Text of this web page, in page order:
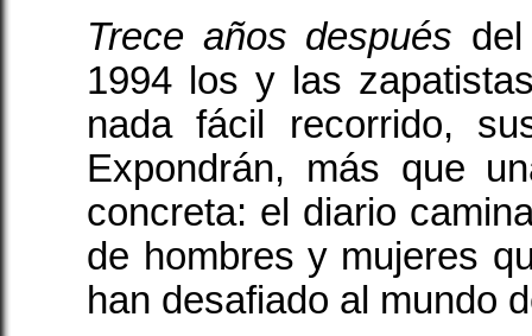
Trece años después
1994 los y las
nada fácil recorrido,
Expondrán, más que
concreta: el diario
de hombres y mujeres
han desafiado al mundo